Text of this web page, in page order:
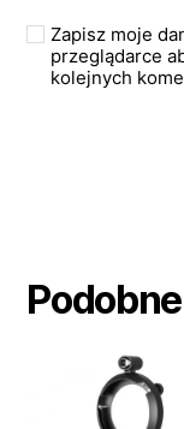
Zapisz moje
przeglądarce
kolejnych